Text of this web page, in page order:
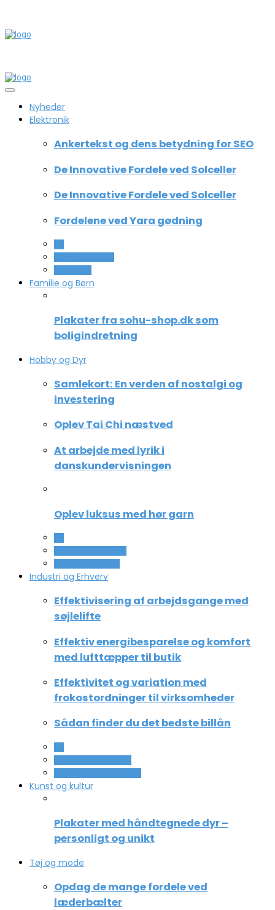
Nyheder
Elektronik
Ankertekst og dens betydning for SEO
De Innovative Fordele ved Solceller
De Innovative Fordele ved Solceller
Fordelene ved Yara gødning
Familie og Børn
Plakater fra sohu-shop.dk som
boligindretning
Hobby og Dyr
Samlekort: En verden af nostalgi og
investering
Oplev Tai Chi næstved
At arbejde med lyrik i
danskundervisningen
Oplev luksus med hør garn
Industri og Erhverv
Effektivisering af arbejdsgange med
søjlelifte
Effektiv energibesparelse og komfort
med lufttæpper til butik
Effektivitet og variation med
frokostordninger til virksomheder
Sådan finder du det bedste billån
Kunst og kultur
Plakater med håndtegnede dyr –
personligt og unikt
Tøj og mode
Opdag de mange fordele ved
læderbælter